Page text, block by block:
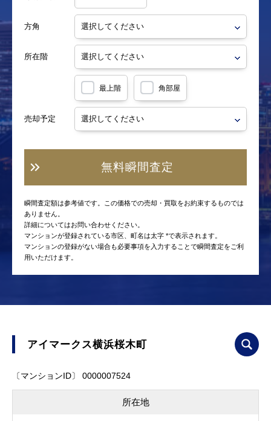
方角
所在階
最上階 角部屋
売却予定
無料瞬間査定
瞬間査定額は参考値です。この価格での売却・買取をお約束するものでは
ありません。
詳細についてはお問い合わせください。
マンションが登録されている市区、町名は太字 *で表示されます。
マンションの登録がない場合も必要事項を入力することで瞬間査定をご利
用いただけます。
アイマークス横浜桜木町
〔マンションID〕 0000007524
所在地